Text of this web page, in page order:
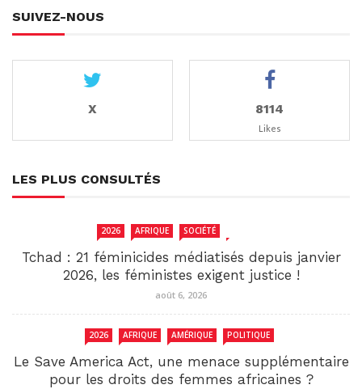
SUIVEZ-NOUS
X 8114
Likes
LES PLUS CONSULTÉS
2026 AFRIQUE SOCIÉTÉ
Tchad : 21 féminicides médiatisés depuis janvier
2026, les féministes exigent justice !
août 6, 2026
2026 AFRIQUE AMÉRIQUE POLITIQUE
Le Save America Act, une menace supplémentaire
pour les droits des femmes africaines ?